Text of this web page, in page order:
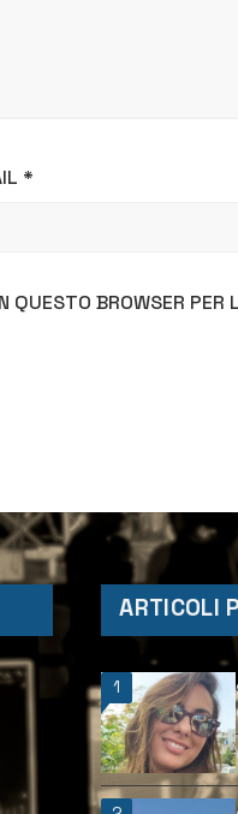
*
QUESTO BROWSER
ARTICOLI
1